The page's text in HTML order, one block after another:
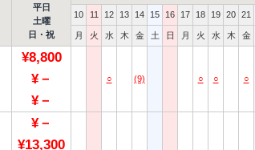
平日
土曜
日・祝
10 11 12 13 14 15 16 17 18 19 20 21
月 火 水 木 金 土 日 月 火 水 木 金
¥8,800
¥－
¥－
○ (9) ○ ○ ○
¥－
¥13,300